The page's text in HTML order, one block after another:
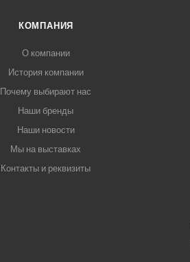
КОМПАНИЯ
О компании
История компании
Почему выбирают нас
Наши бренды
Наши новости
Мы на выставках
Контакты и реквизиты